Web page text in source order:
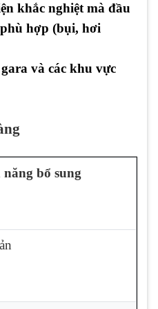
khắc nghiệt mà đầu
hợp (bụi, hơi
và các khu vực
bổ sung